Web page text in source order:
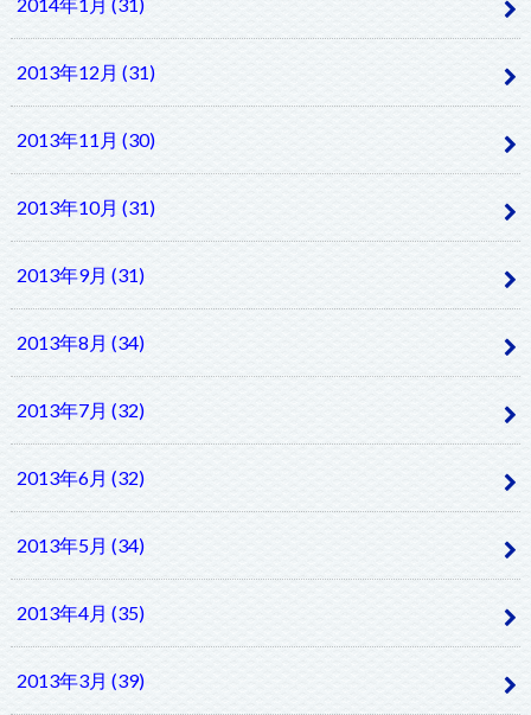
2013年12月 (31)
2013年11月 (30)
2013年10月 (31)
2013年9月 (31)
2013年8月 (34)
2013年7月 (32)
2013年6月 (32)
2013年5月 (34)
2013年4月 (35)
2013年3月 (39)